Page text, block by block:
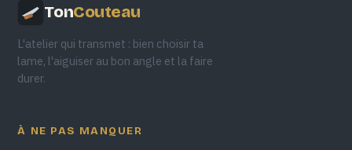
TonCouteau
L'atelier qui transmet : bien choisir ta
lame, l'aiguiser au bon angle et la faire
durer.
À NE PAS MANQUER